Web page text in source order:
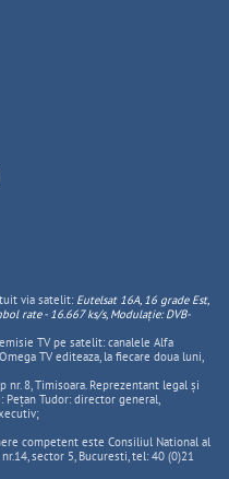
via satelit: Eutelsat 16A, 16 grade Est,
rate - 16.667 ks/s, Modulație: DVB-
TV pe satelit: canalele Alfa
TV editeaza, la fiecare doua luni,
nr. 8, Timisoara. Reprezentant legal și
Pețan Tudor: director general,
competent este Consiliul National al
sector 5, Bucuresti, tel: 40 (0)21